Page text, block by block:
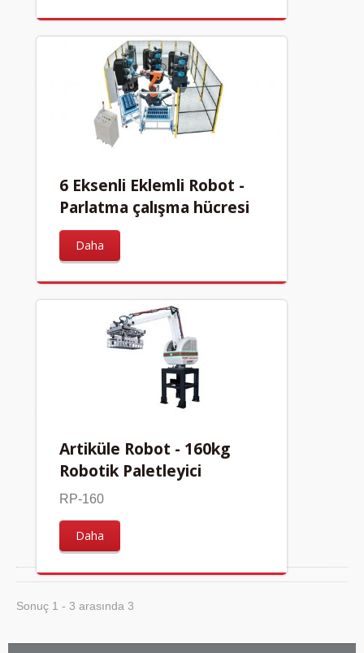
6 Eksenli Eklemli Robot -
Parlatma çalışma hücresi
Daha
Artiküle Robot - 160kg
Robotik Paletleyici
RP-160
Daha
Sonuç 1 - 3 arasında 3